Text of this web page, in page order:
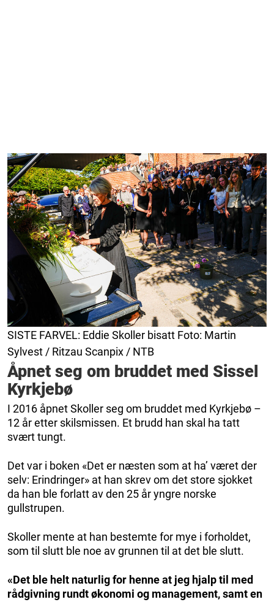
SISTE FARVEL: Eddie Skoller bisatt Foto: Martin
Sylvest / Ritzau Scanpix / NTB
Åpnet seg om bruddet med Sissel
Kyrkjebø
I 2016 åpnet Skoller seg om bruddet med Kyrkjebø –
12 år etter skilsmissen. Et brudd han skal ha tatt
svært tungt.
Det var i boken «Det er næsten som at ha’ været der
selv: Erindringer» at han skrev om det store sjokket
da han ble forlatt av den 25 år yngre norske
gullstrupen.
Skoller mente at han bestemte for mye i forholdet,
som til slutt ble noe av grunnen til at det ble slutt.
«Det ble helt naturlig for henne at jeg hjalp til med
rådgivning rundt økonomi og management, samt en